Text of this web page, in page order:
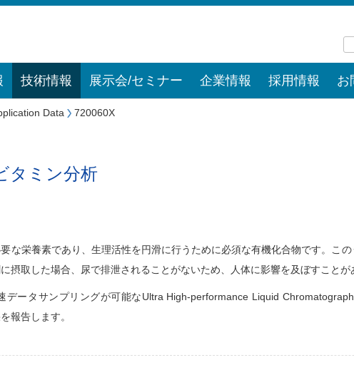
技術情報 展示会/セミナー 企業情報 採用情報 お
Data 720060X
タミン分析
な栄養素であり、生理活性を円滑に行うために必須な有機化合物です。こ
摂取した場合、尿で排泄されることがないため、人体に影響を及ぼすことが
データサンプリングが可能なUltra High-performance Liquid
報告します。